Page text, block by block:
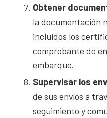
Obtener
la documentación
incluidos los
comprobante de
embarque.
Supervisar los
de sus envíos a
seguimiento y